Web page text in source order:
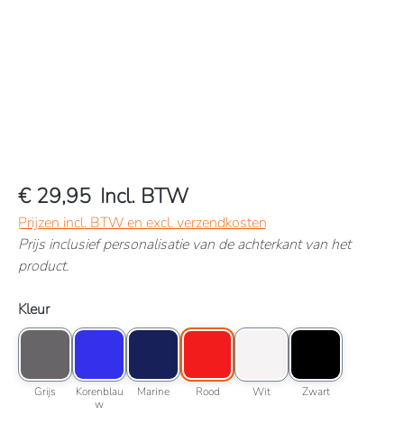
€ 29,95 Incl. BTW
Prijzen incl. BTW en excl. verzendkosten
Prijs inclusief personalisatie van de achterkant van het
product.
Selecteer
Kleur
Kleuroptie: Grijs
Grijs
Kleuroptie: Korenblauw
Korenblau
w
Kleuroptie: Marine
Marine
Kleuroptie: Rood
Rood
Kleuroptie: Wit
Wit
Kleuroptie: Zwart
Zwart